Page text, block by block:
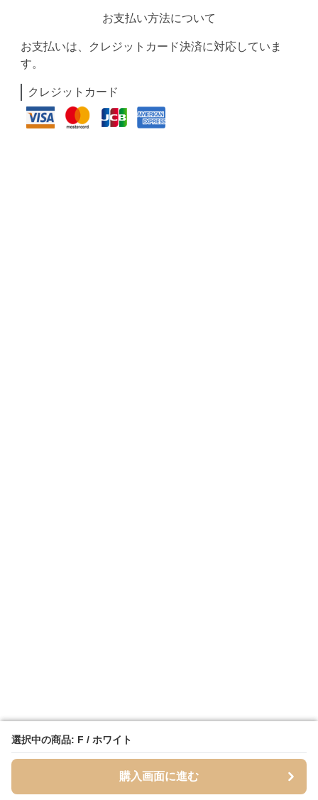
選択中の商品: F / ホワイト
購入画面に進む
選択中の商品: F / ホワイト
購入画面に進む
お支払い方法について
お支払いは、クレジットカード決済に対応していま
す。
クレジットカード